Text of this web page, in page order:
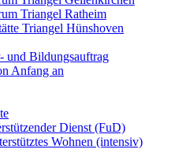
Triangel Ratheim
Triangel Hünshoven
und Bildungsauftrag
Anfang an
Dienst (FuD)
Wohnen (intensiv)